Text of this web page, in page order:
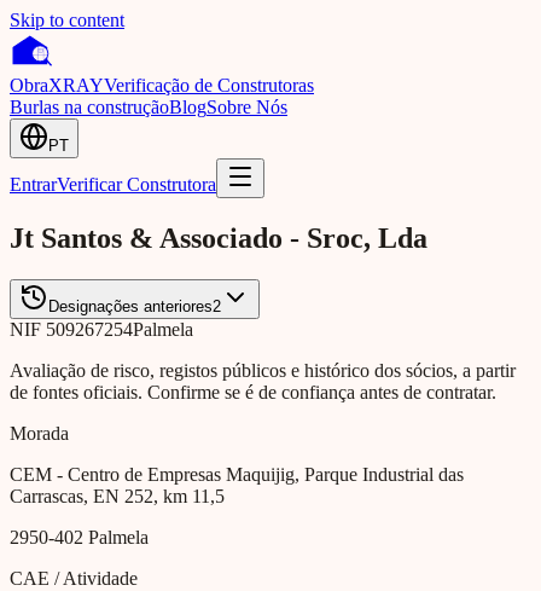
Skip to content
ObraXRAYVerificação de Construtoras
Burlas na construçãoBlogSobre Nós
PT
EntrarVerificar Construtora
Jt Santos & Associado - Sroc, Lda
Designações anteriores2
NIF 509267254Palmela
Avaliação de risco, registos públicos e histórico dos sócios, a partir
de fontes oficiais. Confirme se é de confiança antes de contratar.
Morada
CEM - Centro de Empresas Maquijig, Parque Industrial das
Carrascas, EN 252, km 11,5
2950-402 Palmela
CAE / Atividade